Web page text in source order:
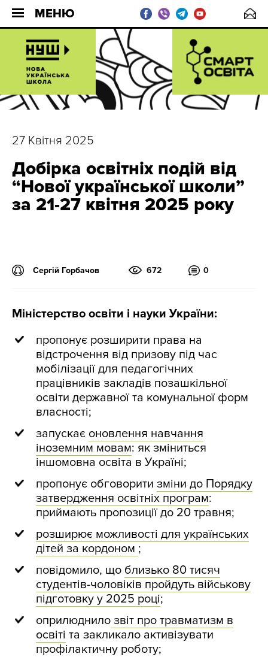
МЕНЮ
27 Квітня 2025
Добірка освітніх подій від
“Нової української школи”
за 21-27 квітня 2025 року
Сергій Горбачов 672 0
Міністерство освіти і науки України:
пропонує розширити права на
відстрочення від призову під час
мобілізації для педагогічних
працівників закладів позашкільної
освіти державної та комунальної форм
власності;
запускає оновлення навчання
іноземним мовам: як зміниться
іншомовна освіта в Україні;
пропонує обговорити зміни до Порядку
затвердження освітніх програм:
приймають пропозиції до 20 травня;
розширює можливості для українських
дітей за кордоном ;
повідомило, що близько 80 тисяч
студентів-чоловіків пройдуть військову
підготовку у 2025 році;
оприлюднило звіт про травматизм в
освіті та закликало активізувати
профілактичну роботу;